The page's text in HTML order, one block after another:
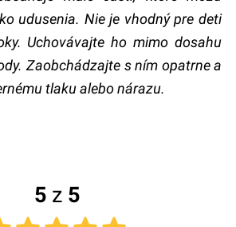
udusenia. Nie je vhodný pre deti
Uchovávajte ho mimo dosahu
Zaobchádzajte s ním opatrne a
tlaku alebo nárazu.
5 z 5